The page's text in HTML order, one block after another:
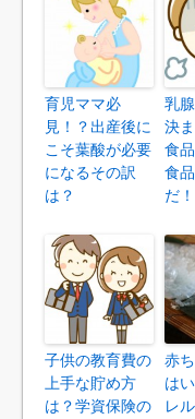
育児ママ必
見！？出産後に
こそ葉酸が必要
になるその訳
は？
乳
決
食
食
だ！
子供の教育費の
上手な貯め方
は？学資保険の
赤
は
レ